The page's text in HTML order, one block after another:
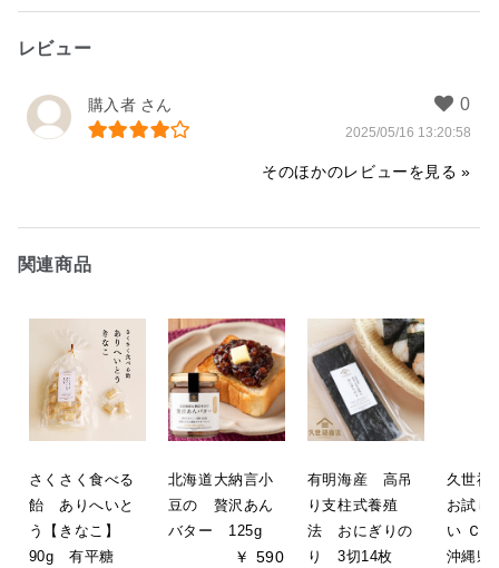
レビュー
購入者
2025/05/16 13:20:58
そのほかのレビューを見る
関連商品
さくさく食べる
飴 ありへいと
う【きなこ】
90g 有平糖
北海道大納言小
豆の 贅沢あん
バター 125g
￥ 590
有明海産 高吊
り支柱式養殖
法 おにぎりの
り 3切14枚
久世福
お試し
い Ｃ
沖縄県